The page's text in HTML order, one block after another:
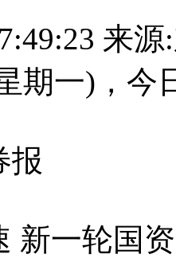
来源
一)，今
一轮国资